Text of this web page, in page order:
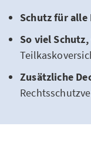
Schutz für
So viel
Zusätzliche